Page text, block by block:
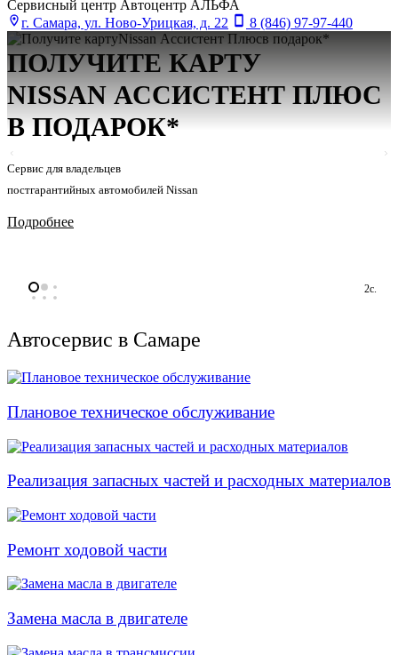
Сервисный центр Автоцентр АЛЬФА
г. Самара, ул. Ново-Урицкая, д. 22
8 (846) 97-97-440
ПОЛУЧИТЕ КАРТУ
NISSAN АСCИСТЕНТ ПЛЮС
В ПОДАРОК*
Сервис для владельцев
постгарантийных автомобилей Nissan
Подробнее
1с.
Автосервис в Самаре
Плановое техническое обслуживание
Реализация запасных частей и расходных материалов
Ремонт ходовой части
Замена масла в двигателе